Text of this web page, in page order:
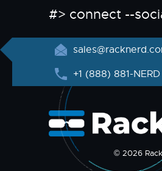
#> connect --
+1 (888) 881-NERD
© 2026